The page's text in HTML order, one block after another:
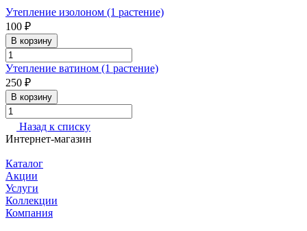
Утепление изолоном (1 растение)
100 ₽
В корзину
Утепление ватином (1 растение)
250 ₽
В корзину
Назад к списку
Интернет-магазин
Каталог
Акции
Услуги
Коллекции
Компания